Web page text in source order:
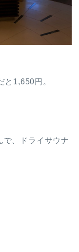
と1,650円。
で、ドライサウナ